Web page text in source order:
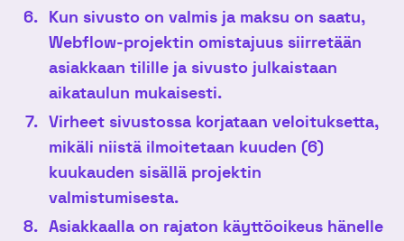
Kun sivusto on valmis ja maksu on saatu,
Webflow-projektin omistajuus siirretään
asiakkaan tilille ja sivusto julkaistaan
aikataulun mukaisesti.
Virheet sivustossa korjataan veloituksetta,
mikäli niistä ilmoitetaan kuuden (6)
kuukauden sisällä projektin
valmistumisesta.
Asiakkaalla on rajaton käyttöoikeus hänelle